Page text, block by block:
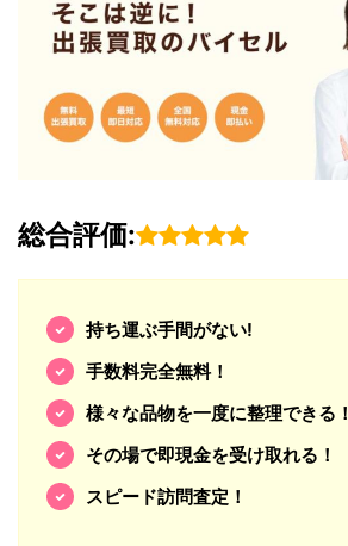
総合評価:
持ち運ぶ手間がない!
手数料完全無料！
様々な品物を一度に整理できる！
その場で即現金を受け取れる！
スピード訪問査定！